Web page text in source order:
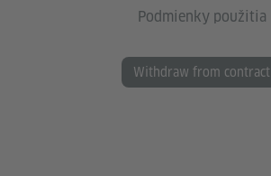
Podmienky použitia
Withdraw from contract